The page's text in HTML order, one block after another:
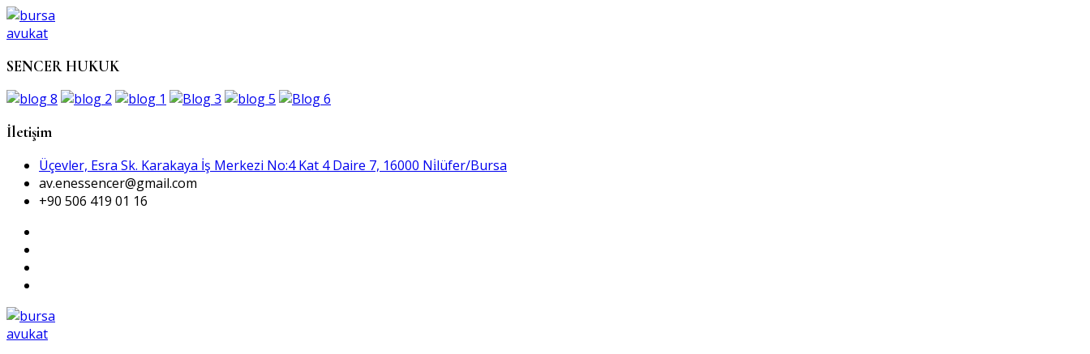
SENCER HUKUK
İletişim
Üçevler, Esra Sk. Karakaya İş Merkezi No:4 Kat 4 Daire 7, 16000 Ni̇lüfer/Bursa
av.enessencer@gmail.com
+90 506 419 01 16